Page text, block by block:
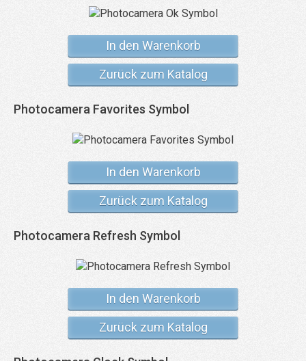
In den Warenkorb
Zurück zum Katalog
Photocamera Favorites Symbol
In den Warenkorb
Zurück zum Katalog
Photocamera Refresh Symbol
In den Warenkorb
Zurück zum Katalog